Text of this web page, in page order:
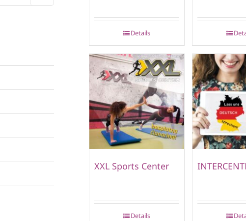
Details
XXL Sports Center
Details